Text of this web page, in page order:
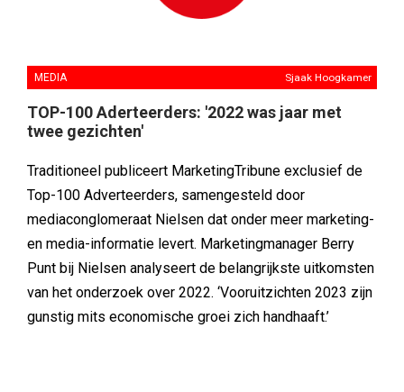
MEDIA Sjaak Hoogkamer
TOP-100 Aderteerders: '2022 was jaar met
twee gezichten'
Traditioneel publiceert MarketingTribune exclusief de
Top-100 Adverteerders, samengesteld door
mediaconglomeraat Nielsen dat onder meer marketing-
en media-informatie levert. Marketingmanager Berry
Punt bij Nielsen analyseert de belangrijkste uitkomsten
van het onderzoek over 2022. ‘Vooruitzichten 2023 zijn
gunstig mits economische groei zich handhaaft.’